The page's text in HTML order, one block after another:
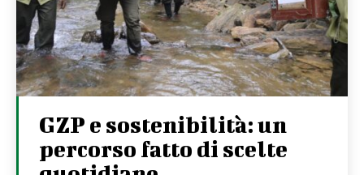
GZP e sostenibilità: un
percorso fatto di scelte